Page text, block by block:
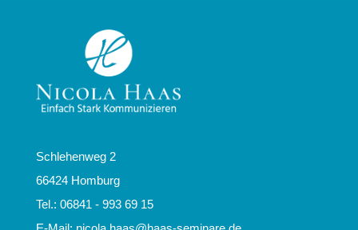
Schlehenweg 2
66424 Homburg
Tel.: 06841 - 993 69 15